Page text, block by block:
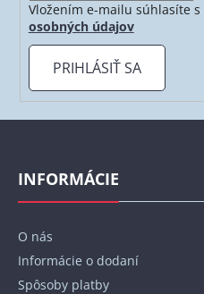
Vložením e-mailu súhlasíte s
osobných údajov
PRIHLÁSIŤ SA
Z
INFORMÁCIE
O nás
Informácie o dodaní
Spôsoby platby